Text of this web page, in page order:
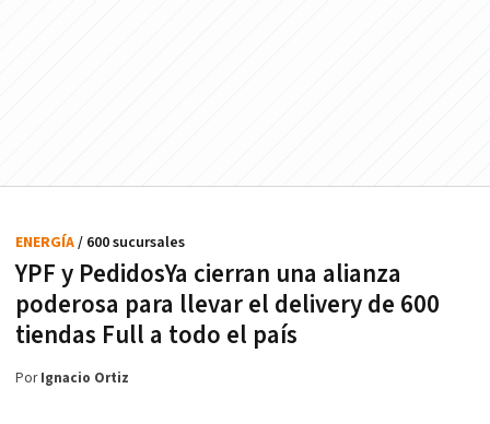
YPF y PedidosYa cierran una alianza
poderosa para llevar el delivery de 600
tiendas Full a todo el país
ENERGÍA/ 600 sucursales
PorIgnacio Ortiz